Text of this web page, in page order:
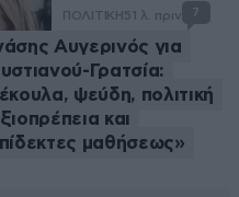
ΠΟΛΙΤΙΚΗ51 λ. πριν 7
Αυγερινός για
Γρατσία:
ψεύδη, πολιτική
και
μαθήσεως»